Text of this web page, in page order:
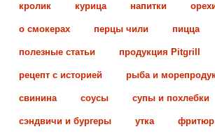
кролик курица напитки
о смокерах перцы чили пицца
полезные статьи продукция Pitgrill
рецепт с историей рыба и
свинина соусы супы и похлебки
сэндвичи и бургеры утка фритюр